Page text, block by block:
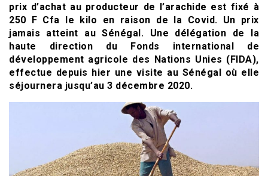
prix d’achat au producteur de l’arachide est fixé à
250 F Cfa le kilo en raison de la Covid. Un prix
jamais atteint au Sénégal. Une délégation de la
haute direction du Fonds international de
développement agricole des Nations Unies (FIDA),
effectue depuis hier une visite au Sénégal où elle
séjournera jusqu’au 3 décembre 2020.